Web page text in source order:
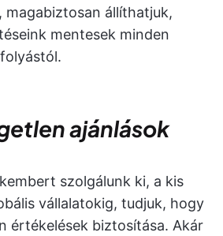
állíthatjuk,
mentesek minden
ajánlások
szolgálunk ki, a kis
vállalatokig, tudjuk, hogy
értékelések biztosítása. Akár